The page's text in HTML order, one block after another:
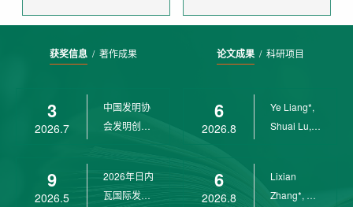
获奖信息/ 著作成果
3
2026.7
中国发明协
会发明创业
9
2026.5
2026年日内
瓦国际发明
论文成果/ 科研项目
6
2026.8
Ye Liang*,
Shuai Lu,
6
2026.8
Lixian
Zhang*, Ye